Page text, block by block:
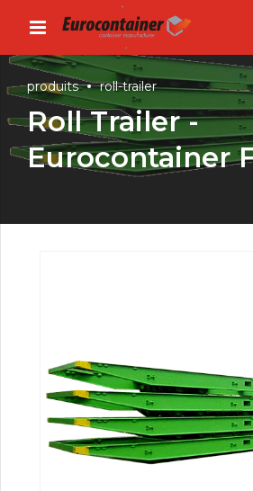
produits roll-trailer
Roll Trailer -
Eurocontainer